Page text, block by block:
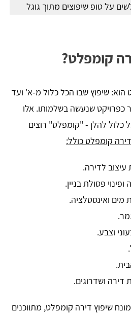
על טופ שיפוצים מתוך גוגל
קומפלט?
הוא: שיפוץ שבו הכל כלול מ-א' ועד
כפרויקט שנעשה בשלמותו. אלו
כלול להלן - "קומפלט" רוצים
קומפלט כולל:
עיצוב לדירה.
פסולת בניין.
מים ואינסטלציה.
וצבע.
דירה ושדרוגים.
שיפוץ דירה קומפלט, מתווכנים